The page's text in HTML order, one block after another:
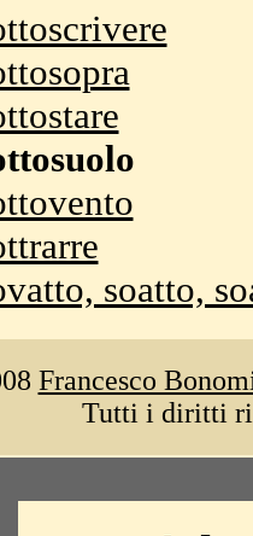
soatto,
Francesco
Tutti i diritti